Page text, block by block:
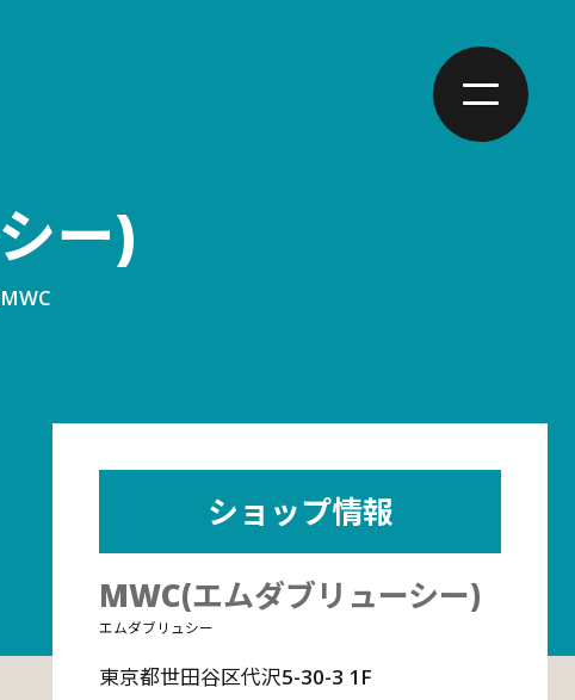
ー)
ショップ情報
MWC(エムダブリューシー)
エムダブリュシー
東京都世田谷区代沢5-30-3 1F